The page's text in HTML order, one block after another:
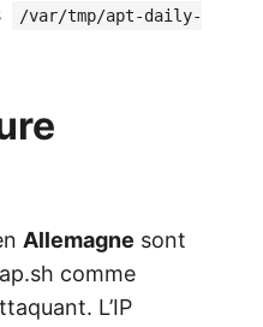
/var/tmp/apt-daily-
Allemagne sont
comme
L’IP